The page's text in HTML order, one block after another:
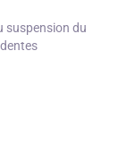
suspension du